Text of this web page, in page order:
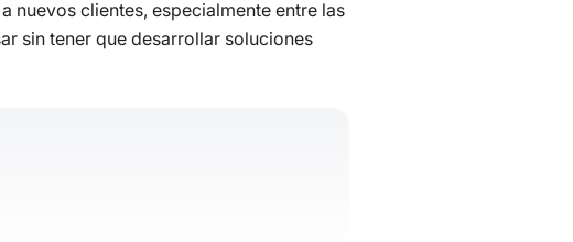
nuevos clientes, especialmente entre las
sin tener que desarrollar soluciones